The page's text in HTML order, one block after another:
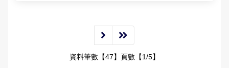
資料筆數【47】頁數【1/5】